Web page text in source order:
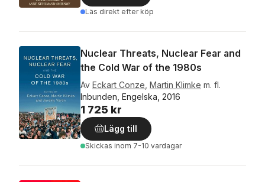
Läs direkt efter köp
Nuclear Threats, Nuclear Fear and
the Cold War of the 1980s
Av Eckart Conze Martin Klimke m. fl.
Inbunden, Engelska, 2016
1 725 kr
Lägg till
Skickas inom 7-10 vardagar